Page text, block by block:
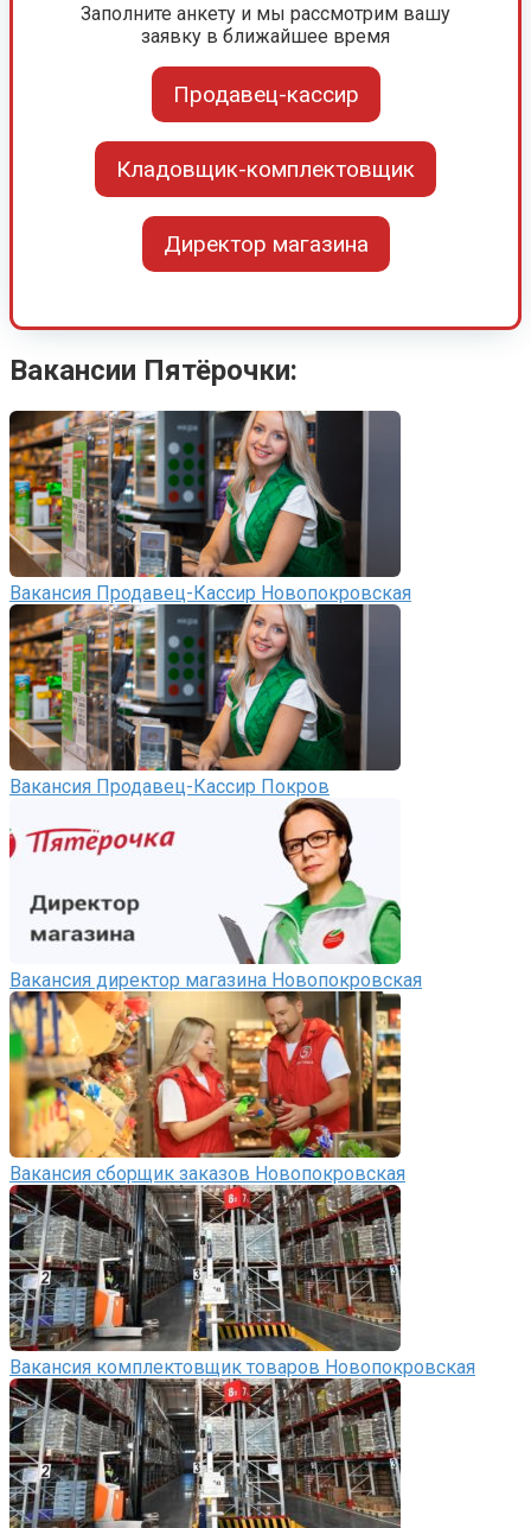
Заполните анкету и мы рассмотрим вашу
заявку в ближайшее время
Продавец-кассир
Кладовщик-комплектовщик
Директор магазина
Вакансии Пятёрочки:
Вакансия Продавец-Кассир Новопокровская
Вакансия Продавец-Кассир Покров
Вакансия директор магазина Новопокровская
Вакансия сборщик заказов Новопокровская
Вакансия комплектовщик товаров Новопокровская